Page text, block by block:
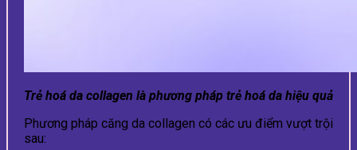
Trẻ hoá da collagen là phương pháp trẻ hoá da hiệu quả
Phương pháp căng da collagen có các ưu điểm vượt trội
sau: